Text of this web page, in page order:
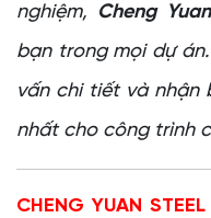
nghiệm,
Cheng Yuan
bạn trong mọi dự
vấn chi tiết và nhận
nhất cho công trình
CHENG YUAN